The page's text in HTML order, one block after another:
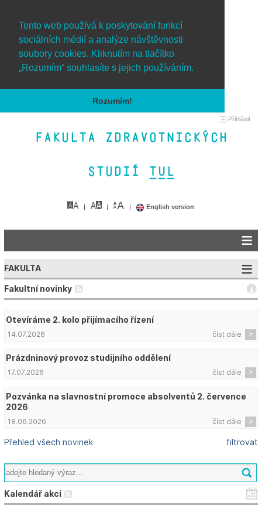
Tento web používá k poskytování funkcí
sociálních médií a analýze návštěvnosti
soubory cookies. Kliknutím na tlačítko
„Rozumím“ souhlasíte s jejich používáním.
Rozumím!
Přihlásit
Fakulta zdravotnických
studií TUL&
English version
FAKULTA
Fakultní novinky
Otevíráme 2. kolo přijímacího řízení
číst dále
14.07.2026
Prázdninový provoz studijního oddělení
číst dále
17.07.2026
Pozvánka na slavnostní promoce absolventů 2. července
2026
číst dále
18.06.2026
Přehled všech novinek filtrovat
Kalendář akcí